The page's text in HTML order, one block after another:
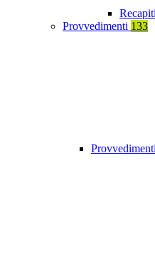
Provvedimenti 133